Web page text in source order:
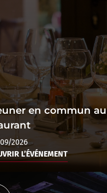
en commun au
2026
L’ÉVÉNEMENT